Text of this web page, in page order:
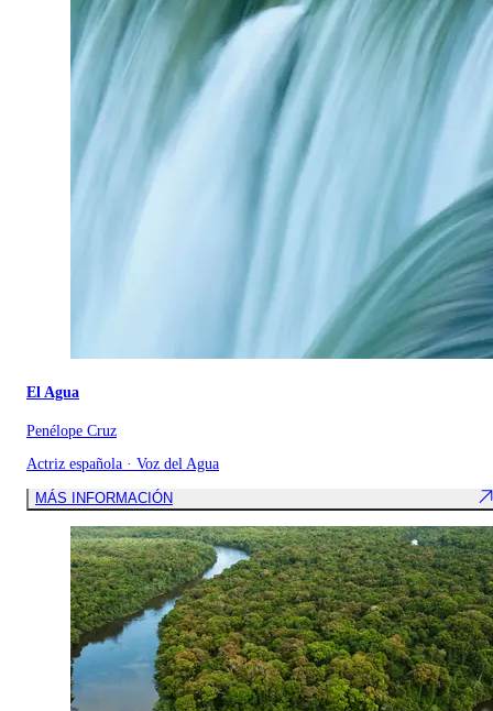
El Agua
Penélope Cruz
Actriz española · Voz del Agua
MÁS INFORMACIÓN